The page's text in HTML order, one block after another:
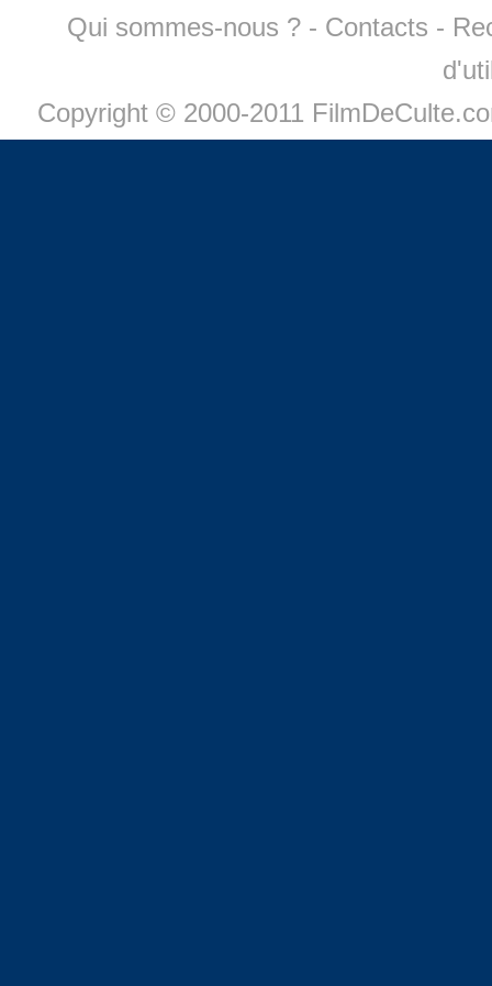
Qui sommes-nous ? - Contacts -
Copyright © 2000-2011